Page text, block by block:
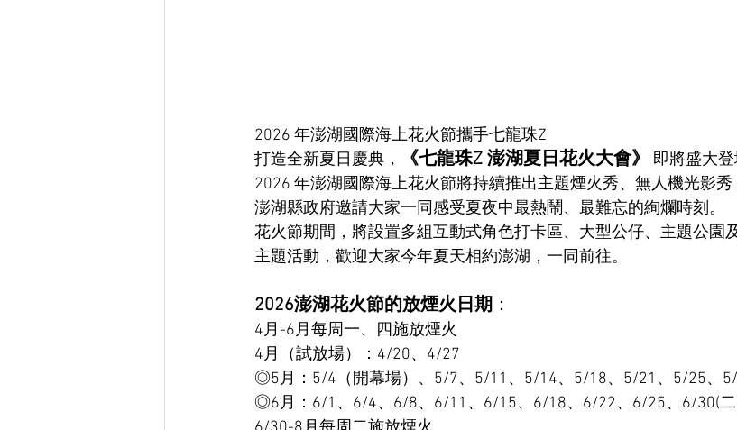
2026 年澎湖國際海上花火節攜手七龍珠Z
打造全新夏日慶典，
《七龍珠Z 澎湖夏日花火大會》
即將盛大登
2026 年澎湖國際海上花火節將持續推出主題煙火秀、無人機光影秀
澎湖縣政府邀請大家一同感受夏夜中最熱鬧、最難忘的絢爛時刻。
花火節期間，將設置多組互動式角色打卡區、大型公仔、主題公園
主題活動，歡迎大家今年夏天相約澎湖，一同前往。
2026澎湖花火節的放煙火日期 ：
4月-6月每周一、四施放煙火
4月（試放場）：4/20、4/27
◎5月：5/4（開幕場）、5/7、5/11、5/14、5/18、5/21、5/25、
◎6月：6/1、6/4、6/8、6/11、6/15、6/18、6/22、6/25、6/30(